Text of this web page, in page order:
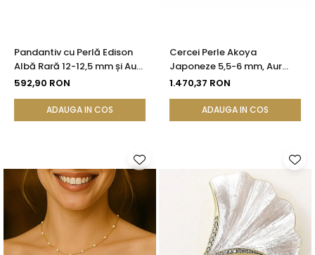
Pandantiv cu Perlă Edison
Albă Rară 12-12,5 mm și Aur
Galben 14K (aur 585) |
592,90 RON
ADAUGA IN COS
Cercei Perle Akoya
Japoneze 5,5-6 mm, Aur
Galben 14K, Tip Șurub -
1.470,37 RON
ADAUGA IN COS